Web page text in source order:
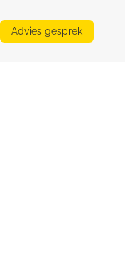
Advies gesprek